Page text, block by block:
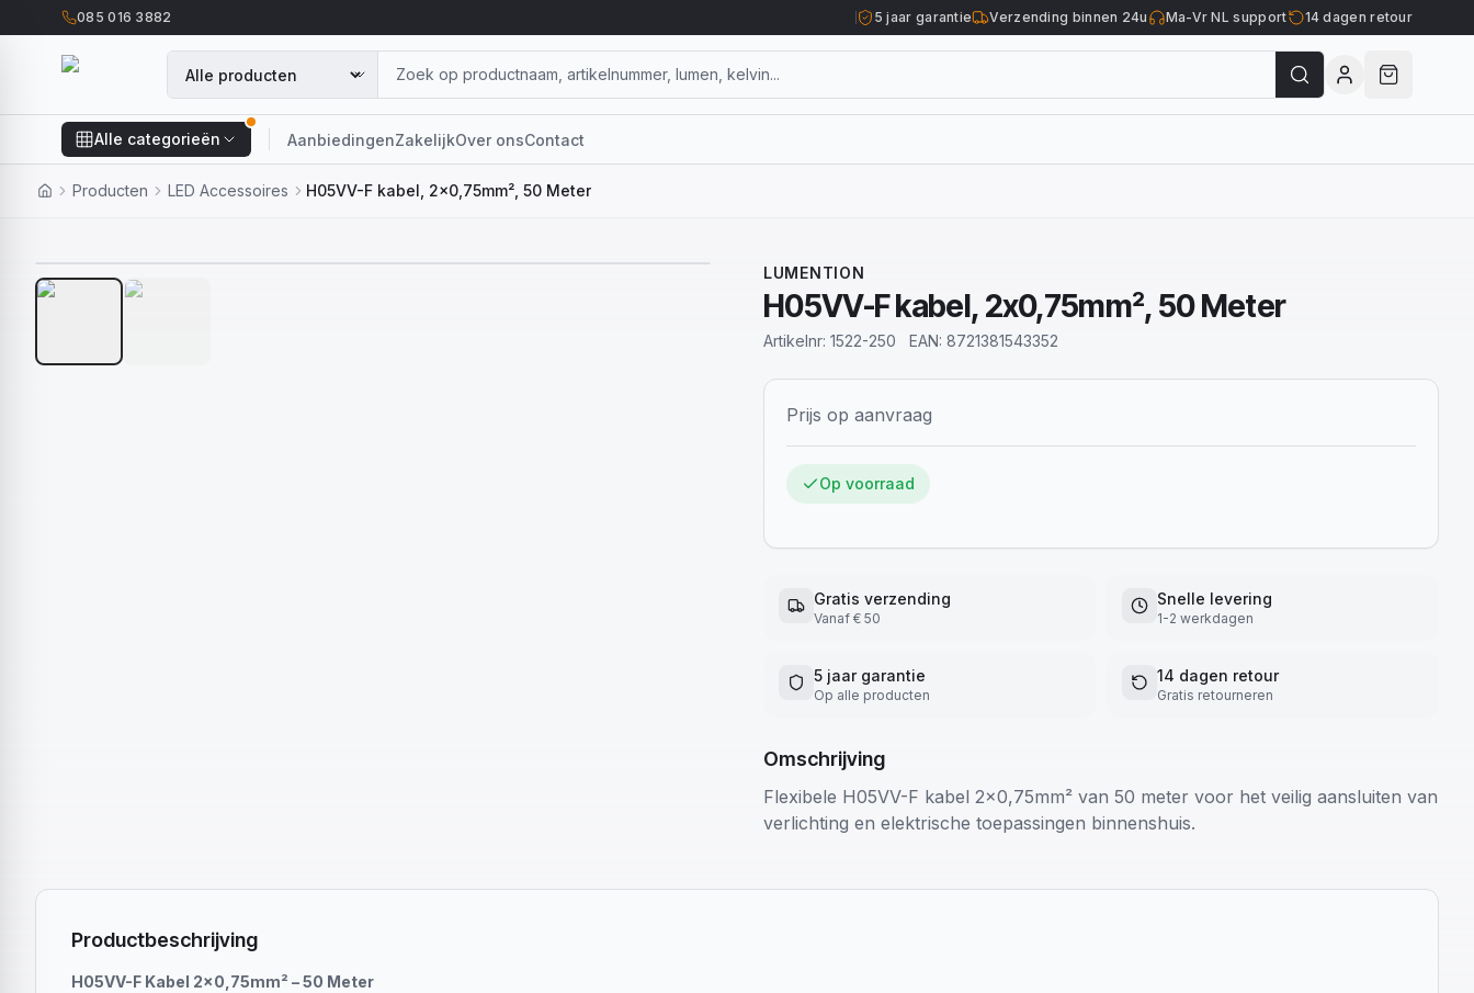
085 016 3882 5 jaar garantie Verzending binnen 24u Ma-Vr NL support 14 dagen retour
Alle categorieën AanbiedingenZakelijkOver onsContact
Producten LED Accessoires H05VV-F kabel, 2x0,75mm², 50 Meter
LUMENTION
H05VV-F kabel, 2x0,75mm², 50 Meter
Artikelnr: 1522-250 EAN: 8721381543352
Prijs op aanvraag
Op voorraad
Gratis verzending
Vanaf € 50
Snelle levering
1-2 werkdagen
5 jaar garantie
Op alle producten
14 dagen retour
Gratis retourneren
Omschrijving
Flexibele H05VV-F kabel 2x0,75mm² van 50 meter voor het veilig aansluiten van
verlichting en elektrische toepassingen binnenshuis.
Productbeschrijving
H05VV-F Kabel 2x0,75mm² – 50 Meter